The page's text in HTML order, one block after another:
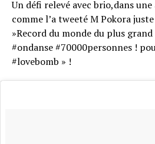
Un défi relevé avec brio,dans
comme l’a tweeté M Pokora
»Record du monde du plus
#ondanse #70000personnes !
#lovebomb » !